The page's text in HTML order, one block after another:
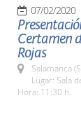
07/02/2020
Certamen
Rojas
Salamanca
Lugar: Sala
Hora: 11:30 h.